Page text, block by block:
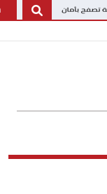
English